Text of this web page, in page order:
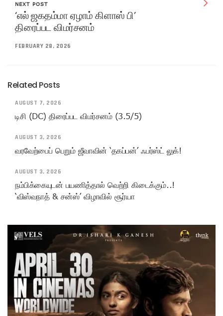
NEXT POST
‘எல் ஜகதம்மா ஏழாம் கிளாஸ் பி’
திரைப்பட விமர்சனம்
FEBRUARY 28, 2026
Related Posts
AUGUST 7, 2026
டிசி (DC) திரைப்பட விமர்சனம் (3.5/5)
AUGUST 3, 2026
வரவேற்பைப் பெறும் ஜீவாவின் ‘தகப்பன்’ ஃபர்ஸ்ட் லுக்!
AUGUST 3, 2026
நம்பிக்கையுடன் பயணித்தால் வெற்றி கிடைக்கும்..!
‘விஸ்வநாத் & சன்ஸ்’ விழாவில் சூர்யா